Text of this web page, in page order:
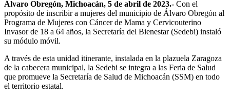
Álvaro Obregón, Michoacán, 5 de abril de 2023.- Con el
propósito de inscribir a mujeres del municipio de Álvaro Obregón al
Programa de Mujeres con Cáncer de Mama y Cervicouterino
Invasor de 18 a 64 años, la Secretaría del Bienestar (Sedebi) instaló
su módulo móvil.
A través de esta unidad itinerante, instalada en la plazuela Zaragoza
de la cabecera municipal, la Sedebi se integra a las Feria de Salud
que promueve la Secretaría de Salud de Michoacán (SSM) en todo
el territorio estatal.